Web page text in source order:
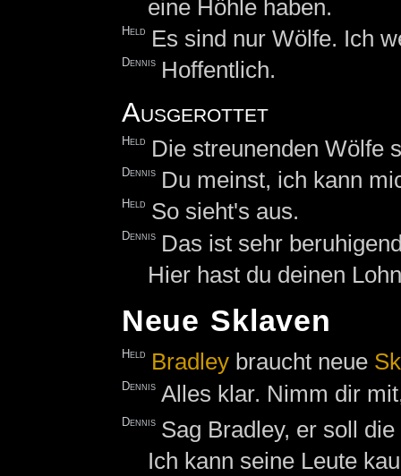
eine Höhle haben.
Held Es sind nur Wölfe. Ich
Dennis Hoffentlich.
Ausgerottet
Held Die streunenden Wölfe
Dennis Du meinst, ich kann
Held So sieht's aus.
Dennis Das ist sehr
Hier hast du deinen
Neue Sklaven
Held Bradley braucht neue
Dennis Alles klar. Nimm dir
Dennis Sag Bradley, er soll die
Ich kann seine Leute